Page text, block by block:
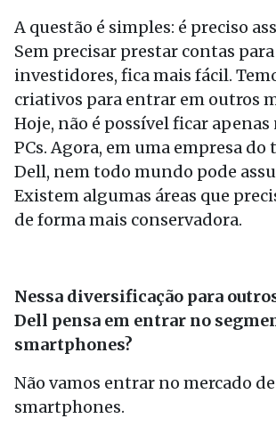
A questão é simples: é preciso
Sem precisar prestar contas para
investidores, fica mais fácil.
criativos para entrar em outros
Hoje, não é possível ficar apenas
PCs. Agora, em uma empresa do
Dell, nem todo mundo pode
Existem algumas áreas que
de forma mais conservadora.
Nessa diversificação para
Dell pensa em entrar no
smartphones?
Não vamos entrar no mercado de
smartphones.